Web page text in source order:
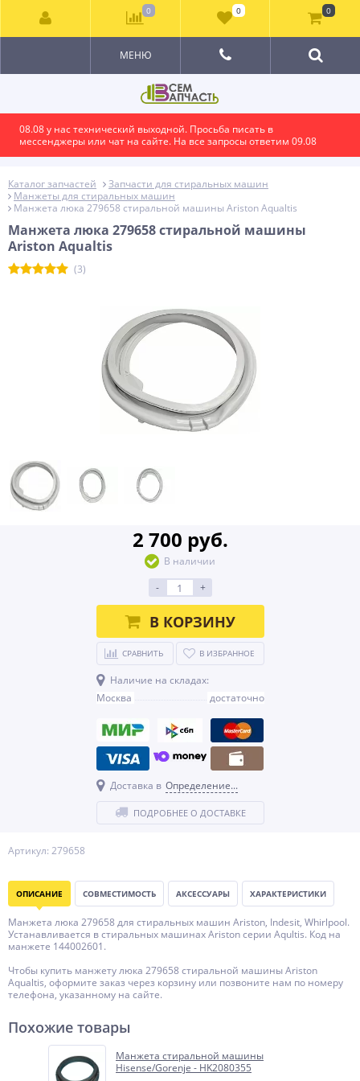
08.08 у нас технический выходной. Просьба писать в
мессенджеры или чат на сайте. На все запросы ответим 09.08
МЕНЮ
Каталог запчастей
Запчасти для стиральных машин
Манжеты для стиральных машин
Манжета люка 279658 стиральной машины Ariston Aqualtis
Манжета люка 279658 стиральной машины
Ariston Aqualtis
(3)
Артикул: 279658
2 700 руб.
В наличии
-
+
В КОРЗИНУ
СРАВНИТЬ В ИЗБРАННОЕ
Наличие на складах:
Москва
достаточно
Доставка в Определение...
ПОДРОБНЕЕ О ДОСТАВКЕ
ОПИСАНИЕ СОВМЕСТИМОСТЬ АКСЕССУАРЫ ХАРАКТЕРИСТИКИ
Манжета люка 279658 для стиральных машин Ariston, Indesit, Whirlpool.
Устанавливается в стиральных машинах Ariston серии Aqultis. Код на
манжете 144002601.
Чтобы купить манжету люка 279658 стиральной машины Ariston
Aqualtis, оформите заказ через корзину или позвоните нам по номеру
телефона, указанному на сайте.
Похожие товары
Манжета стиральной машины
Hisense/Gorenje - HK2080355
0 0 0